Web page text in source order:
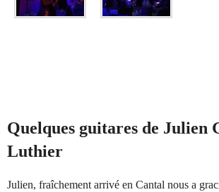
Quelques guitares de Julien
Luthier
Julien, fraîchement arrivé en Cantal nous a